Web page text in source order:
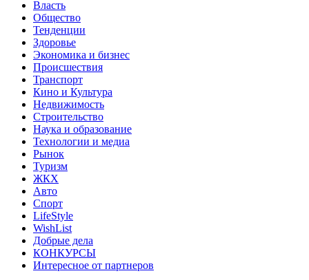
Власть
Общество
Тенденции
Здоровье
Экономика и бизнес
Происшествия
Транспорт
Кино и Культура
Недвижимость
Строительство
Наука и образование
Технологии и медиа
Рынок
Туризм
ЖКХ
Авто
Спорт
LifeStyle
WishList
Добрые дела
КОНКУРСЫ
Интересное от партнеров